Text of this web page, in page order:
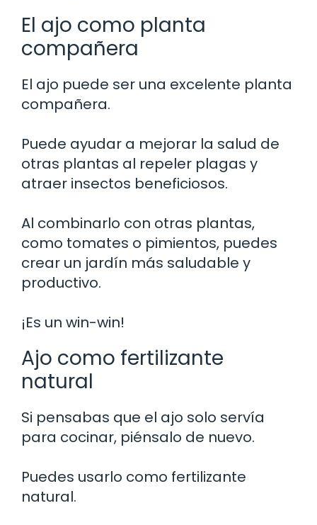
El ajo como planta
compañera
El ajo puede ser una excelente planta
compañera.
Puede ayudar a mejorar la salud de
otras plantas al repeler plagas y
atraer insectos beneficiosos.
Al combinarlo con otras plantas,
como tomates o pimientos, puedes
crear un jardín más saludable y
productivo.
¡Es un win-win!
Ajo como fertilizante
natural
Si pensabas que el ajo solo servía
para cocinar, piénsalo de nuevo.
Puedes usarlo como fertilizante
natural.